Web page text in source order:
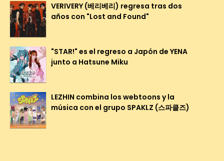
VERIVERY (베리베리) regresa tras dos
años con "Lost and Found"
"STAR!" es el regreso a Japón de YENA
junto a Hatsune Miku
LEZHIN combina los webtoons y la
música con el grupo SPAKLZ (스파클즈)